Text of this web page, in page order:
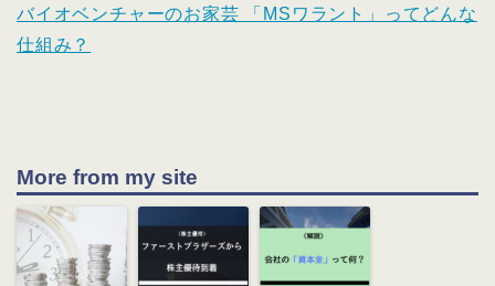
バイオベンチャーのお家芸 「MSワラント」ってどんな
仕組み？
More from my site